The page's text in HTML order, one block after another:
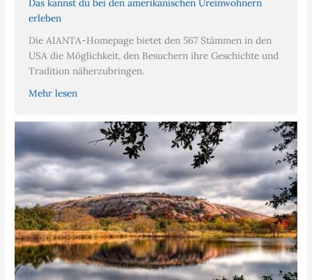
Das kannst du bei den amerikanischen Ureinwohnern
erleben
Die AIANTA-Homepage bietet den 567 Stämmen in den
USA die Möglichkeit, den Besuchern ihre Geschichte und
Tradition näherzubringen.
Mehr lesen